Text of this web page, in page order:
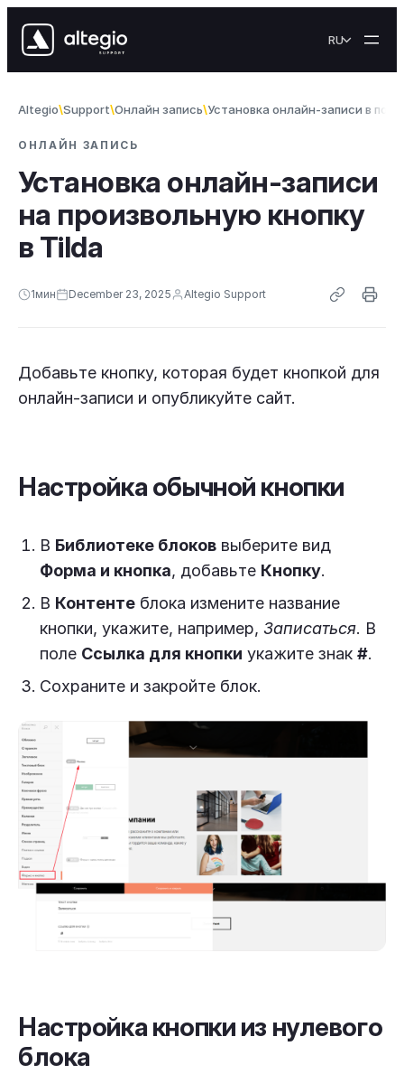
RU
Altegio Support Онлайн запись Установка онлайн-записи в
ОНЛАЙН ЗАПИСЬ
Установка онлайн-записи
на произвольную кнопку
в Tilda
1мин December 23, 2025 Altegio Support
Добавьте кнопку, которая будет кнопкой для
онлайн-записи и опубликуйте сайт.
Настройка обычной кнопки
В Библиотеке блоков выберите вид
Форма и кнопка, добавьте Кнопку.
В Контенте блока измените название
кнопки, укажите, например, Записаться. В
поле Ссылка для кнопки укажите знак #.
Сохраните и закройте блок.
Настройка кнопки из нулевого
блока